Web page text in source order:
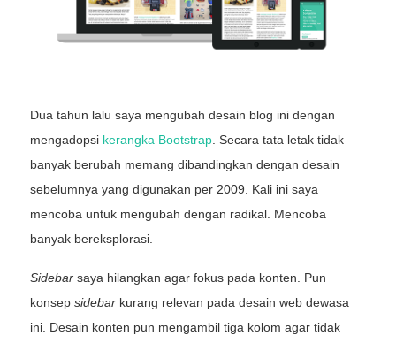
Dua tahun lalu saya mengubah desain blog ini dengan
mengadopsi kerangka Bootstrap . Secara tata letak tidak
banyak berubah memang dibandingkan dengan desain
sebelumnya yang digunakan per 2009. Kali ini saya
mencoba untuk mengubah dengan radikal. Mencoba
banyak bereksplorasi.
Sidebar saya hilangkan agar fokus pada konten. Pun
konsep sidebar kurang relevan pada desain web dewasa
ini. Desain konten pun mengambil tiga kolom agar tidak